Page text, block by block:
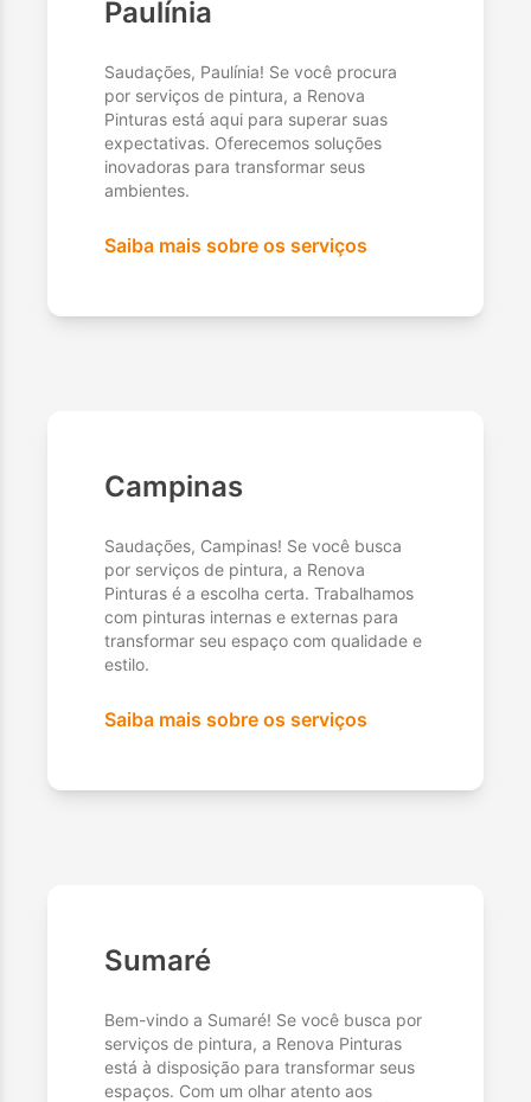
Paulínia
Saudações, Paulínia! Se você procura
por serviços de pintura, a Renova
Pinturas está aqui para superar suas
expectativas. Oferecemos soluções
inovadoras para transformar seus
ambientes.
Saiba mais sobre os serviços
Campinas
Saudações, Campinas! Se você busca
por serviços de pintura, a Renova
Pinturas é a escolha certa. Trabalhamos
com pinturas internas e externas para
transformar seu espaço com qualidade e
estilo.
Saiba mais sobre os serviços
Sumaré
Bem-vindo a Sumaré! Se você busca por
serviços de pintura, a Renova Pinturas
está à disposição para transformar seus
espaços. Com um olhar atento aos